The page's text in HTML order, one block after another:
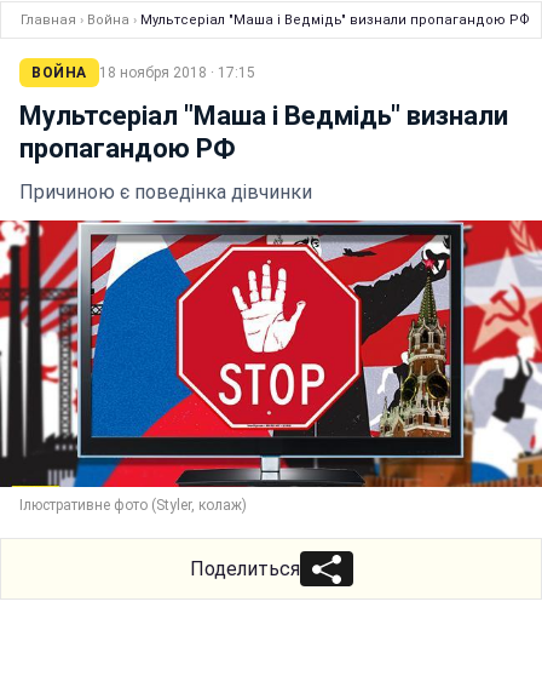
Главная › Война › Мультсеріал "Маша і Ведмідь" визнали пропагандою РФ
ВОЙНА 18 ноября 2018 · 17:15
Мультсеріал "Маша і Ведмідь" визнали
пропагандою РФ
Причиною є поведінка дівчинки
Ілюстративне фото (Styler, колаж)
Поделиться